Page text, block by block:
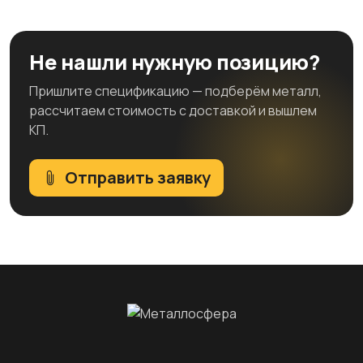
Не нашли нужную позицию?
Пришлите спецификацию — подберём металл,
рассчитаем стоимость с доставкой и вышлем
КП.
Отправить заявку